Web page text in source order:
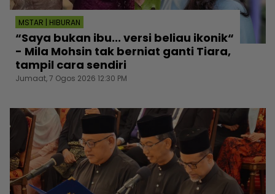
MSTAR | HIBURAN
“Saya bukan ibu... versi beliau ikonik“
- Mila Mohsin tak berniat ganti Tiara,
tampil cara sendiri
Jumaat, 7 Ogos 2026 12:30 PM